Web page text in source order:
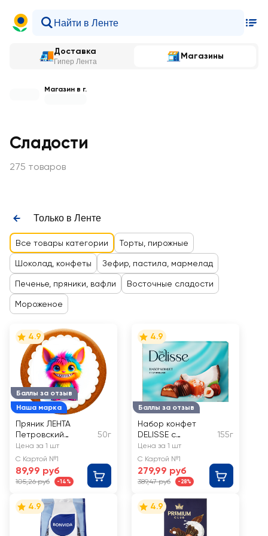
Доставка
Гипер Лента
Магазины
Магазин в г.
Сладости
275 товаров
Только в Ленте
Все товары категории Торты, пирожные
Шоколад, конфеты Зефир, пастила, мармелад
Печенье, пряники, вафли Восточные сладости
Мороженое
Баллы за отзыв
Наша марка
4.9
Пряник ЛЕНТА
Петровский
гостинец
50г
Цена за 1 шт
С Картой №1
89,99 руб
105,26 руб -14%
Баллы за отзыв
4.9
Набор конфет
DELISSE с
начинками
155г
Цена за 1 шт
С Картой №1
279,99 руб
389,47 руб -28%
4.9 4.9